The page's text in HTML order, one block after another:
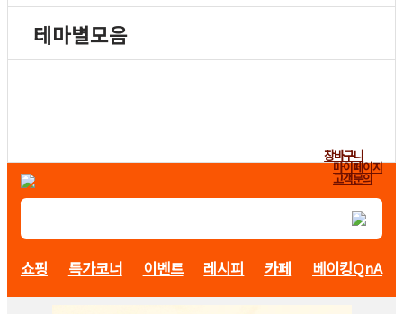
테마별모음
장바구니
마이페이지
고객문의
쇼핑 특가코너 이벤트 레시피 카페 베이킹QnA